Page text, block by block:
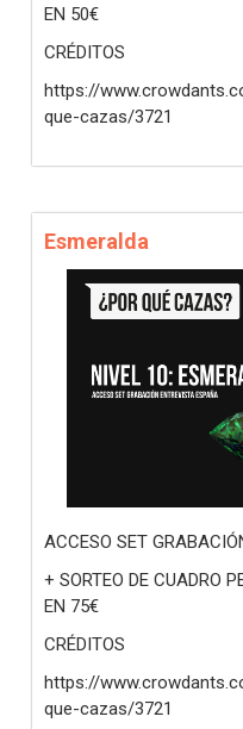
EN 50€
CRÉDITOS
https://
que-cazas/3721
Esmeralda
ACCESO SET
+ SORTEO DE CUADRO
EN 75€
CRÉDITOS
https://
que-cazas/3721